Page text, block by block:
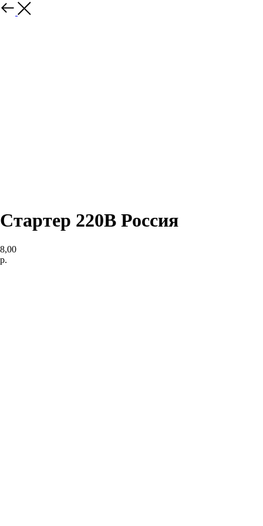
Стартер 220В Россия
8,00
р.